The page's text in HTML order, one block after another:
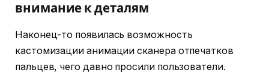
внимание к деталям
Наконец-то появилась возможность
кастомизации анимации сканера отпечатков
пальцев, чего давно просили пользователи.